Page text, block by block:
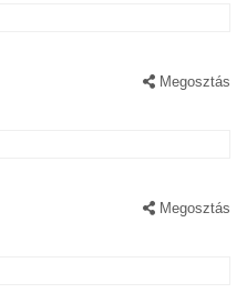
Megosztás
Megosztás